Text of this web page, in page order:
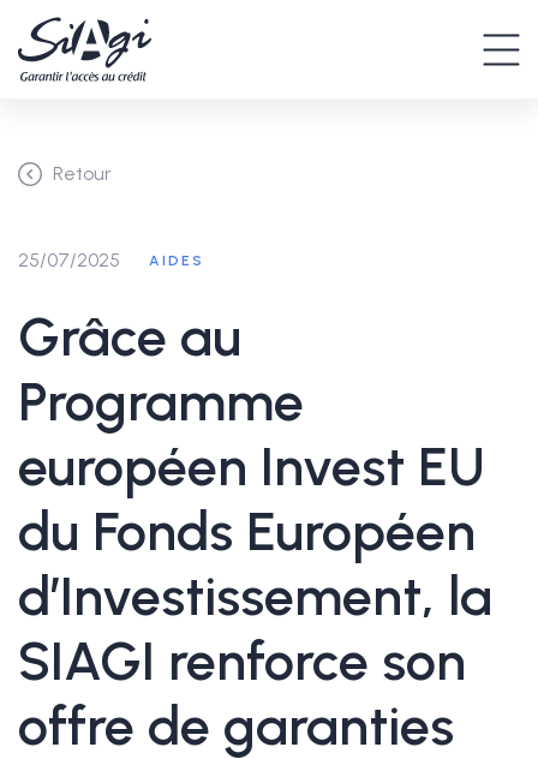
Retour
25/07/2025 AIDES
Grâce au
Programme
européen Invest EU
du Fonds Européen
d’Investissement, la
SIAGI renforce son
offre de garanties